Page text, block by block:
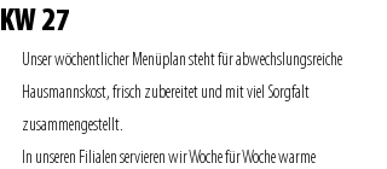
KW 27
Unser wöchentlicher Menüplan steht für abwechslungsreiche
Hausmannskost, frisch zubereitet und mit viel Sorgfalt
zusammengestellt.
In unseren Filialen servieren wir Woche für Woche warme